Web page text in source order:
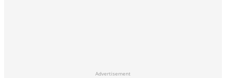
Advertisement